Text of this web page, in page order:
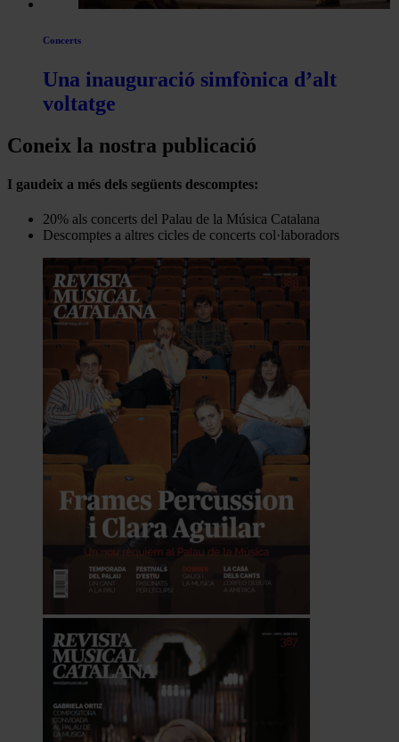
Concerts
Una inauguració simfònica d’alt
voltatge
Coneix la nostra publicació
I gaudeix a més dels següents descomptes:
20% als concerts del Palau de la Música Catalana
Descomptes a altres cicles de concerts col·laboradors